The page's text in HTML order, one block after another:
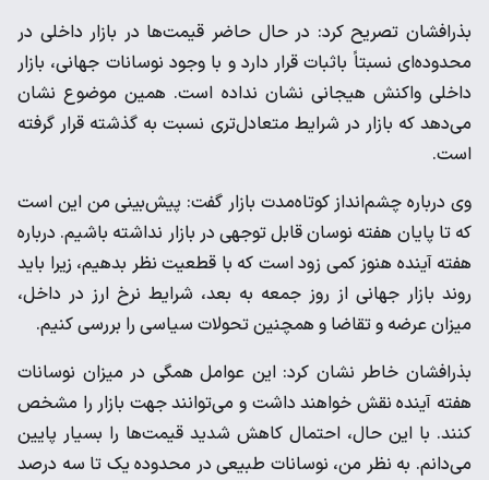
بذرافشان تصریح کرد: در حال حاضر قیمت‌ها در بازار داخلی در
محدوده‌ای نسبتاً باثبات قرار دارد و با وجود نوسانات جهانی، بازار
داخلی واکنش هیجانی نشان نداده است. همین موضوع نشان
می‌دهد که بازار در شرایط متعادل‌تری نسبت به گذشته قرار گرفته
است.
وی درباره چشم‌انداز کوتاه‌مدت بازار گفت: پیش‌بینی من این است
که تا پایان هفته نوسان قابل توجهی در بازار نداشته باشیم. درباره
هفته آینده هنوز کمی زود است که با قطعیت نظر بدهیم، زیرا باید
روند بازار جهانی از روز جمعه به بعد، شرایط نرخ ارز در داخل،
میزان عرضه و تقاضا و همچنین تحولات سیاسی را بررسی کنیم.
بذرافشان خاطر نشان کرد: این عوامل همگی در میزان نوسانات
هفته آینده نقش خواهند داشت و می‌توانند جهت بازار را مشخص
کنند. با این حال، احتمال کاهش شدید قیمت‌ها را بسیار پایین
می‌دانم. به نظر من، نوسانات طبیعی در محدوده یک تا سه درصد